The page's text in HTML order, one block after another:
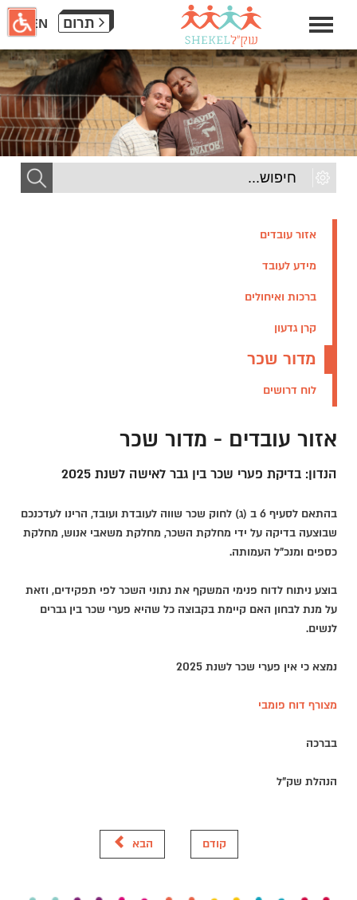
דף
אינטרנט,
לחץ
אנטר
כדי
לעבור
לאזור
תרום EN
אזור עובדים
מידע לעובד
ברכות ואיחולים
קרן גדעון
מדור שכר
לוח דרושים
אזור עובדים - מדור שכר
הנדון: בדיקת פערי שכר בין גבר לאישה לשנת 2025
בהתאם לסעיף 6 ב (ג) לחוק שכר שווה לעובדת ועובד, הרינו לעדכנכם
שבוצעה בדיקה על ידי מחלקת השכר, מחלקת משאבי אנוש, מחלקת
כספים ומנכ"ל העמותה.
בוצע ניתוח לדוח פנימי המשקף את נתוני השכר לפי תפקידים, וזאת
על מנת לבחון האם קיימת בקבוצה כל שהיא פערי שכר בין גברים
לנשים.
נמצא כי אין פערי שכר לשנת 2025
מצורף דוח פומבי
בברכה
הנהלת שק"ל
קודם הבא